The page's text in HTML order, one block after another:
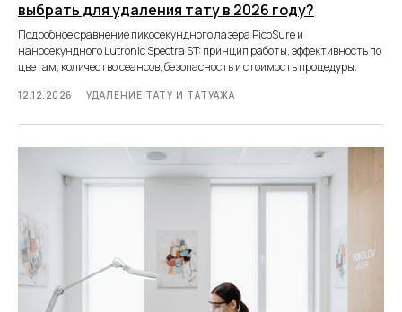
выбрать для удаления тату в 2026 году?
Подробное сравнение пикосекундного лазера PicoSure и
наносекундного Lutronic Spectra ST: принцип работы, эффективность по
цветам, количество сеансов, безопасность и стоимость процедуры.
12.12.2026 УДАЛЕНИЕ ТАТУ И ТАТУАЖА